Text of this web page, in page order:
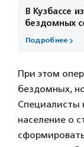
В Кузбассе
бездомных
Подробнее
При этом
бездомных,
Специалисты
население о